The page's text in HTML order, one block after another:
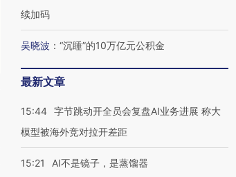
续加码
吴晓波 ： “沉睡”的10万亿元公积金
最新文章
15:44 字节跳动开全员会复盘AI业务进展 称大
模型被海外竞对拉开差距
15:21 AI不是镜子，是蒸馏器